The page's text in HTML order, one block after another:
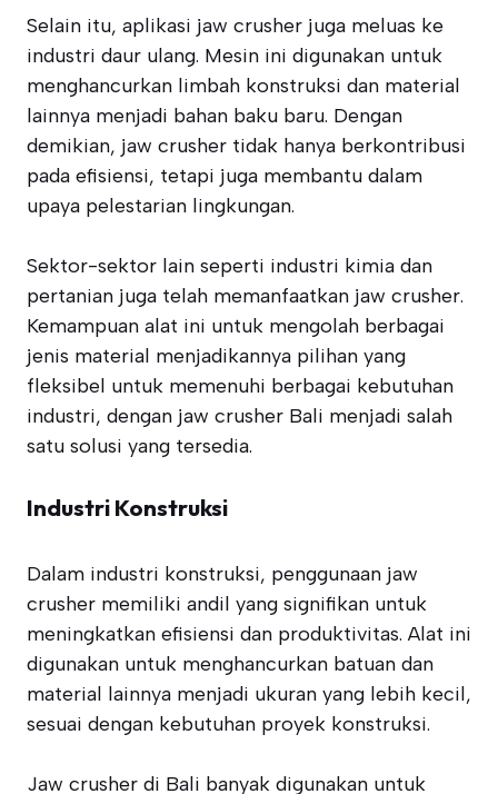
Selain itu, aplikasi jaw crusher juga meluas ke
industri daur ulang. Mesin ini digunakan untuk
menghancurkan limbah konstruksi dan material
lainnya menjadi bahan baku baru. Dengan
demikian, jaw crusher tidak hanya berkontribusi
pada efisiensi, tetapi juga membantu dalam
upaya pelestarian lingkungan.
Sektor-sektor lain seperti industri kimia dan
pertanian juga telah memanfaatkan jaw crusher.
Kemampuan alat ini untuk mengolah berbagai
jenis material menjadikannya pilihan yang
fleksibel untuk memenuhi berbagai kebutuhan
industri, dengan jaw crusher Bali menjadi salah
satu solusi yang tersedia.
Industri Konstruksi
Dalam industri konstruksi, penggunaan jaw
crusher memiliki andil yang signifikan untuk
meningkatkan efisiensi dan produktivitas. Alat ini
digunakan untuk menghancurkan batuan dan
material lainnya menjadi ukuran yang lebih kecil,
sesuai dengan kebutuhan proyek konstruksi.
Jaw crusher di Bali banyak digunakan untuk